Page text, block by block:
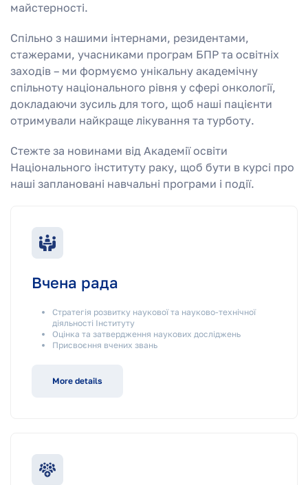
майстерності.
Спільно з нашими інтернами, резидентами,
стажерами, учасниками програм БПР та освітніх
заходів – ми формуємо унікальну академічну
спільноту національного рівня у сфері онкології,
докладаючи зусиль для того, щоб наші пацієнти
отримували найкраще лікування та турботу.
Стежте за новинами від Академії освіти
Національного інституту раку, щоб бути в курсі про
наші заплановані навчальні програми і події.
Вчена рада
Стратегія розвитку наукової та науково-технічної
діяльності Інституту
Оцінка та затвердження наукових досліджень
Присвоєння вчених звань
More details